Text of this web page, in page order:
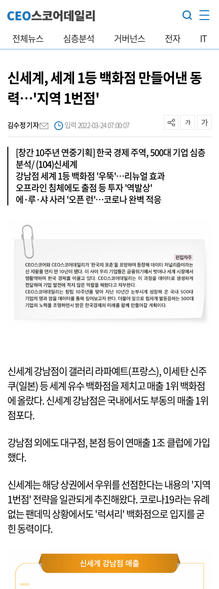
전체뉴스 심층분석 거버넌스 전자 IT
신세계, 세계 1등 백화점 만들어낸 동
력…'지역 1번점'
김수정 기자 입력 2022-03-24 07:00:07
[창간 10주년 연중기획] 한국 경제 주역, 500대 기업 심층
분석/ (104)신세계
강남점 세계 1등 백화점 '우뚝'…리뉴얼 효과
오프라인 침체에도 출점 등 투자 '역발상'
에·루·샤 사러 '오픈 런'…코로나 완벽 적응
신세계 강남점이 갤러리 라파예트(프랑스), 이세탄 신주
쿠(일본) 등 세계 유수 백화점을 제치고 매출 1위 백화점
에 올랐다. 신세계 강남점은 국내에서도 부동의 매출 1위
점포다.
강남점 외에도 대구점, 본점 등이 연매출 1조 클럽에 가입
했다.
신세계는 해당 상권에서 우위를 선점한다는 내용의 '지역
1번점' 전략을 일관되게 추진해왔다. 코로나19라는 유례
없는 팬데믹 상황에서도 '럭셔리' 백화점으로 입지를 굳
힌 동력이다.